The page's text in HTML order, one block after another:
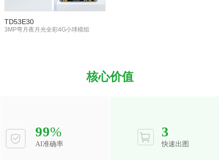
TD53E30
3MP弯月夜月光全彩4G小球模组
核心价值
99%
AI准确率
3
快速出图